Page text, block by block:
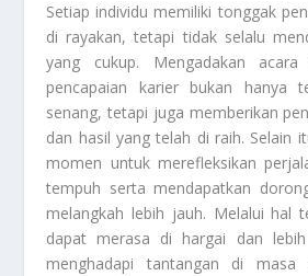
Setiap individu memiliki tonggak
di rayakan, tetapi tidak selalu
yang cukup. Mengadakan
pencapaian karier bukan hanya
senang, tetapi juga memberikan
dan hasil yang telah di raih. Selain
momen untuk merefleksikan
tempuh serta mendapatkan
melangkah lebih jauh. Melalui hal
dapat merasa di hargai dan
menghadapi tantangan di masa